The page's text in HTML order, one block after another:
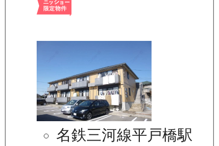
名鉄三河線平戸橋駅